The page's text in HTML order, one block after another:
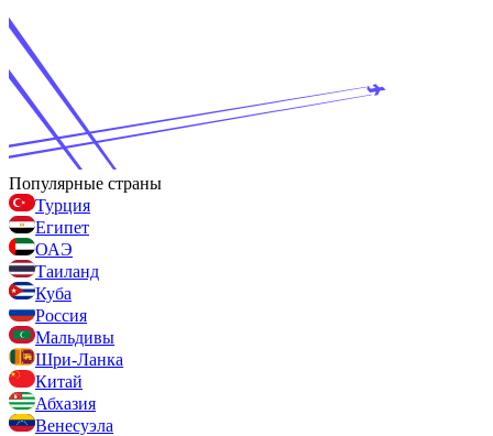
Популярные страны
Турция
Египет
ОАЭ
Таиланд
Куба
Россия
Мальдивы
Шри-Ланка
Китай
Абхазия
Венесуэла